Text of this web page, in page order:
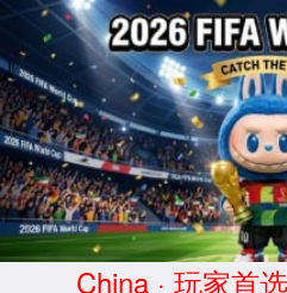
中国·金沙
限公司-Official